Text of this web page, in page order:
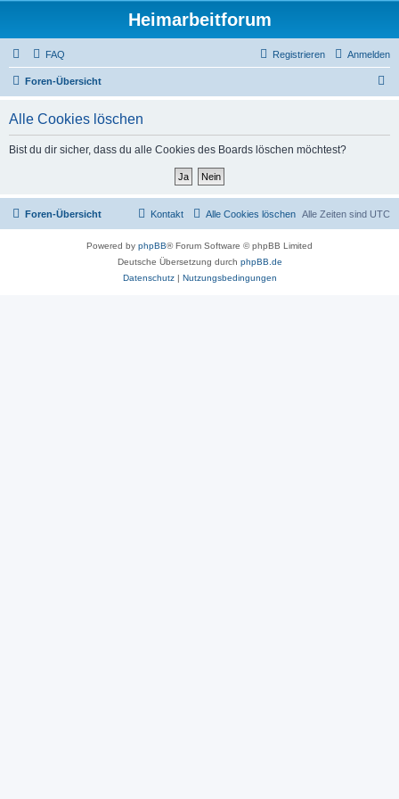
Heimarbeitforum
FAQ Anmelden
Registrieren
Foren-Übersicht
Alle Cookies löschen
Bist du dir sicher, dass du alle Cookies des Boards löschen möchtest?
Foren-Übersicht Alle Zeiten sind UTC
Alle Cookies löschen
Kontakt
Powered by phpBB® Forum Software © phpBB Limited
Deutsche Übersetzung durch phpBB.de
Datenschutz| Nutzungsbedingungen